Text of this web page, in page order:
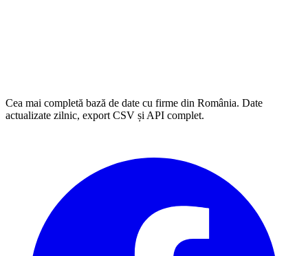
Cea mai completă bază de date cu firme din România. Date
actualizate zilnic, export CSV și API complet.